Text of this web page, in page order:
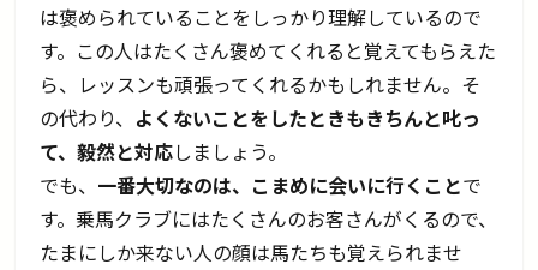
は褒められていることをしっかり理解しているので
す。この人はたくさん褒めてくれると覚えてもらえた
ら、レッスンも頑張ってくれるかもしれません。そ
の代わり、 よくないことをしたときもきちんと叱っ
て、毅然と対応しましょう。
でも、 一番大切なのは、こまめに会いに行くことで
す。乗馬クラブにはたくさんのお客さんがくるので、
たまにしか来ない人の顔は馬たちも覚えられませ